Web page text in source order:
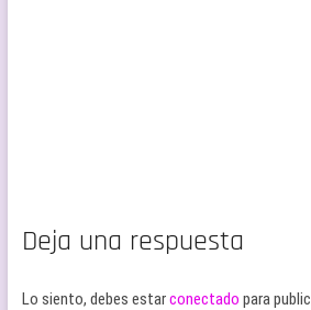
Deja una respuesta
Lo siento, debes estarconectado para